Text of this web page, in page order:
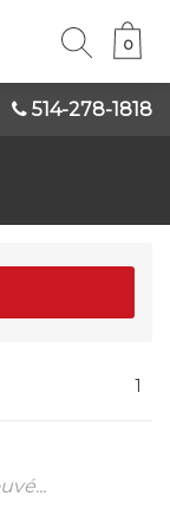
514-278-1818
0
0
1